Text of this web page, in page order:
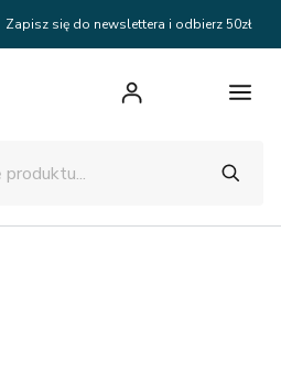
Zapisz się do newslettera i odbierz 50zł